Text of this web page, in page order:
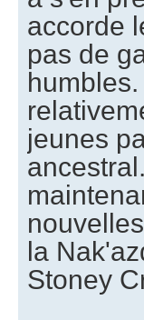
accorde
pas de
jeunes
la
Stoney